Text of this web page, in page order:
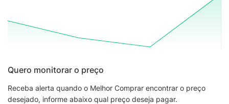
Quero monitorar o preço
Receba alerta quando o Melhor Comprar encontrar o preço
desejado, informe abaixo qual preço deseja pagar.